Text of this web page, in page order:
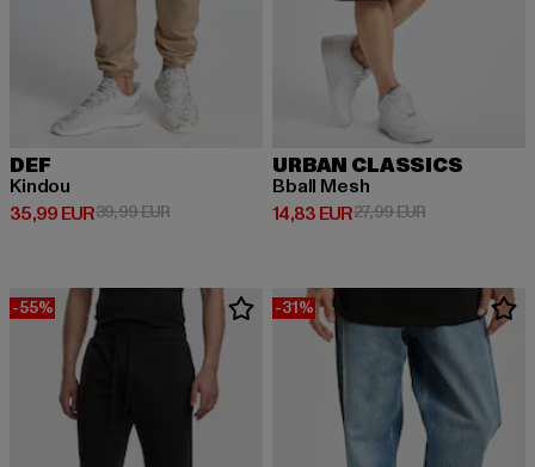
DEF
Kindou
35,99 EUR
Prix courant: 35,99 EUR
39,99 EURPrix en promotion: 39,99 EUR
URBAN CLASSICS
Bball Mesh
14,83 EUR
Prix courant: 14,83 EUR
27,99 EURPrix en
-55% -31%